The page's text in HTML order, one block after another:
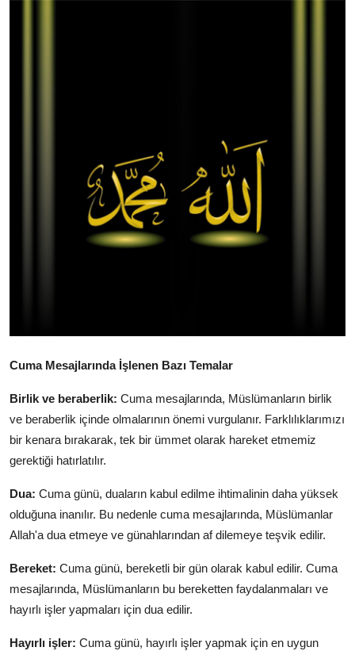
Cuma Mesajlarında İşlenen Bazı Temalar
Birlik ve beraberlik: Cuma mesajlarında, Müslümanların birlik
ve beraberlik içinde olmalarının önemi vurgulanır. Farklılıklarımızı
bir kenara bırakarak, tek bir ümmet olarak hareket etmemiz
gerektiği hatırlatılır.
Dua: Cuma günü, duaların kabul edilme ihtimalinin daha yüksek
olduğuna inanılır. Bu nedenle cuma mesajlarında, Müslümanlar
Allah'a dua etmeye ve günahlarından af dilemeye teşvik edilir.
Bereket: Cuma günü, bereketli bir gün olarak kabul edilir. Cuma
mesajlarında, Müslümanların bu bereketten faydalanmaları ve
hayırlı işler yapmaları için dua edilir.
Hayırlı işler: Cuma günü, hayırlı işler yapmak için en uygun